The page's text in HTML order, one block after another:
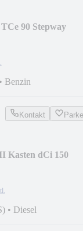
90 Stepway
• Benzin
Kontakt
Kasten dCi 150
• Diesel